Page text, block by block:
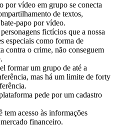
por vídeo em grupo se conecta
de textos,
papo por vídeo.
fictícios que a nossa
especiais como forma de
contra o crime, não conseguem
formar um grupo de até a
mas há um limite de forty
pede por um cadastro
acesso às informações
financeiro.